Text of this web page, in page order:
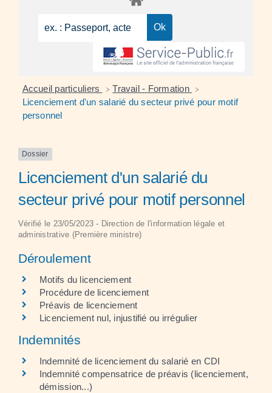
Accueil particuliers > Travail - Formation >
Licenciement d'un salarié du secteur privé pour motif
personnel
Dossier
Licenciement d'un salarié du
secteur privé pour motif personnel
Vérifié le 23/05/2023 - Direction de l'information légale et
administrative (Première ministre)
Déroulement
Motifs du licenciement
Procédure de licenciement
Préavis de licenciement
Licenciement nul, injustifié ou irrégulier
Indemnités
Indemnité de licenciement du salarié en CDI
Indemnité compensatrice de préavis (licenciement,
démission...)